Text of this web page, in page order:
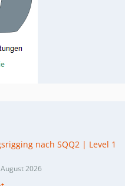
nach SQQ2 | Level 1
2026